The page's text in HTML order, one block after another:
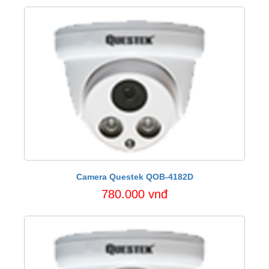
Camera Questek QOB-4182D
780.000 vnđ